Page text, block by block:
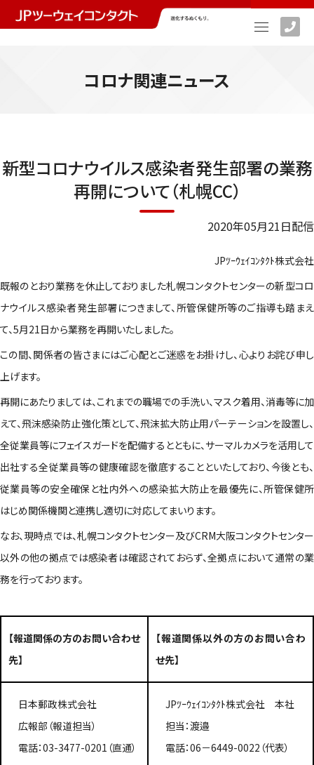
コロナ関連ニュース
新型コロナウイルス感染者発生部署の業務
再開について（札幌CC）
2020年05月21日配信
JPﾂｰｳｪｲｺﾝﾀｸﾄ株式会社
既報のとおり業務を休止しておりました札幌コンタクトセンターの新型コロ
ナウイルス感染者発生部署につきまして、所管保健所等のご指導も踏まえ
て、5月21日から業務を再開いたしました。
この間、関係者の皆さまにはご心配とご迷惑をお掛けし、心よりお詫び申し
上げます。
再開にあたりましては、これまでの職場での手洗い、マスク着用、消毒等に加
えて、飛沫感染防止強化策として、飛沫拡大防止用パーテーションを設置し、
全従業員等にフェイスガードを配備するとともに、サーマルカメラを活用して
出社する全従業員等の健康確認を徹底することといたしており、今後とも、
従業員等の安全確保と社内外への感染拡大防止を最優先に、所管保健所
はじめ関係機関と連携し適切に対応してまいります。
なお、現時点では、札幌コンタクトセンター及びCRM大阪コンタクトセンター
以外の他の拠点では感染者は確認されておらず、全拠点において通常の業
務を行っております。
【報道関係の方のお問い合わせ
先】
【報道関係以外の方のお問い合わ
せ先】
日本郵政株式会社
広報部（報道担当）
電話：03-3477-0201（直通）
JPﾂｰｳｪｲｺﾝﾀｸﾄ株式会社 本社
担当：渡邉
電話：06－6449-0022（代表）